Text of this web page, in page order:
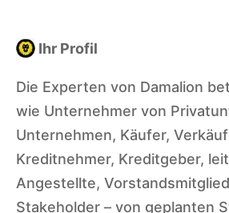
Ihr Profil
Die Experten von Damalion
wie Unternehmer von
Unternehmen, Käufer,
Kreditnehmer, Kreditgeber,
Angestellte,
Stakeholder – von geplanten